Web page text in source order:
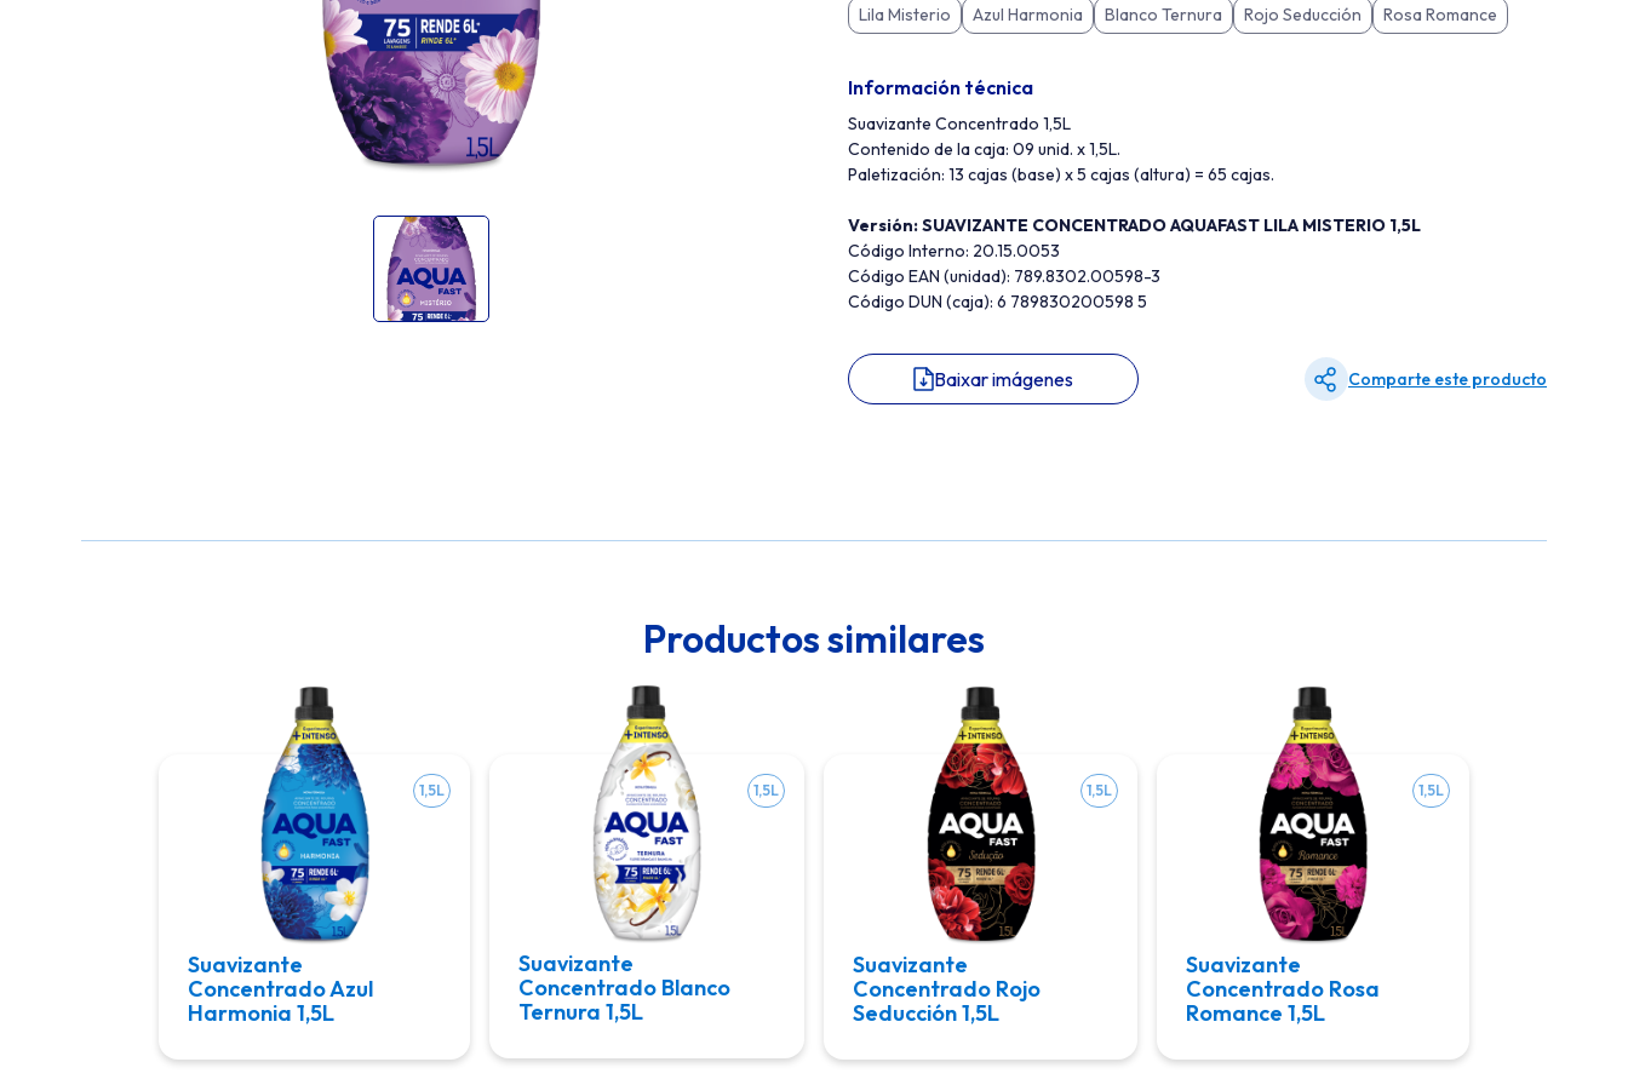
Lila Misterio Azul Harmonia Blanco Ternura Rojo Seducción Rosa Romance
Información técnica
Suavizante Concentrado 1,5L
Contenido de la caja: 09 unid. x 1,5L.
Paletización: 13 cajas (base) x 5 cajas (altura) = 65 cajas.
Versión:SUAVIZANTE CONCENTRADO AQUAFAST LILA MISTERIO 1,5L
Código Interno: 20.15.0053
Código EAN (unidad): 789.8302.00598-3
Código DUN (caja): 6 789830200598 5
Baixar imágenes Comparte este producto
Productos similares
1,5L
Suavizante
Concentrado Azul
Harmonia 1,5L
1,5L
Suavizante
Concentrado Blanco
Ternura 1,5L
1,5L
Suavizante
Concentrado Rojo
Seducción 1,5L
1,5L
Suavizante
Concentrado Rosa
Romance 1,5L